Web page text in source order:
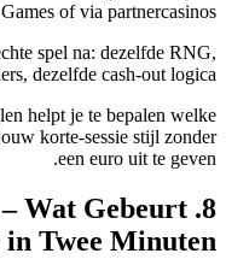
of via partnercasinos.
spel na: dezelfde RNG,
dezelfde cash‑out logica.
helpt je te bepalen welke
korte‑sessie stijl zonder
een euro uit te geven.
– Wat Gebeurt
in Twee Minuten